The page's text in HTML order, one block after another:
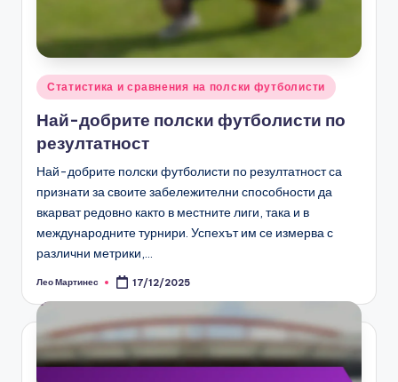
Posted
in
Статистика и сравнения на полски футболисти
Най-добрите полски футболисти по
резултатност
Най-добрите полски футболисти по резултатност са
признати за своите забележителни способности да
вкарват редовно както в местните лиги, така и в
международните турнири. Успехът им се измерва с
различни метрики,…
Posted
Лео Мартинес 17/12/2025